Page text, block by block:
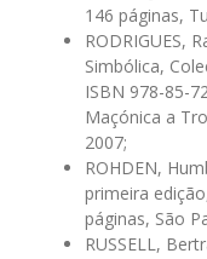
146 páginas,
RODRIGUES,
Simbólica,
ISBN 978-85-
Maçónica a
2007;
ROHDEN,
primeira
páginas, São
RUSSELL,